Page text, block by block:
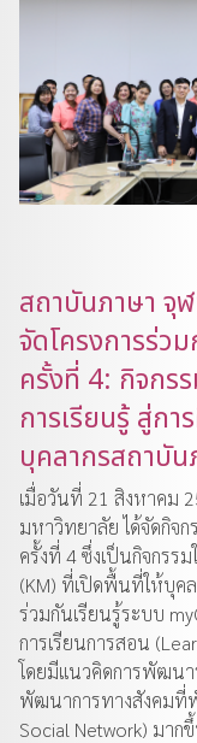
สถาบันภาษา จุ
จัดโครงการร่ว
ครั้งที่ 4: กิจกร
การเรียนรู้ สู่ก
บุคลากรสถาบัน
เมื่อวันที่ 21 สิงหาคม
มหาวิทยาลัย ได้จัดกิจก
ครั้งที่ 4 ซึ่งเป็นกิจกรร
(KM) ที่เปิดพื้นที่ให้บุค
ร่วมกันเรียนรู้ระบบ
การเรียนการสอน
โดยมีแนวคิดการพัฒน
พัฒนาการทางสังคมที่
Social Network) มาก